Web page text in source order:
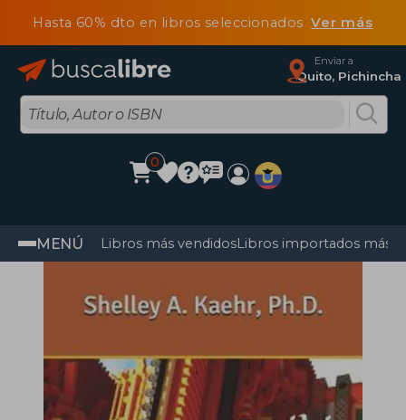
Hasta 60% dto en libros seleccionadosVer más
Enviar a
Quito, Pichincha
0
MENÚ Libros más vendidosLibros importados más